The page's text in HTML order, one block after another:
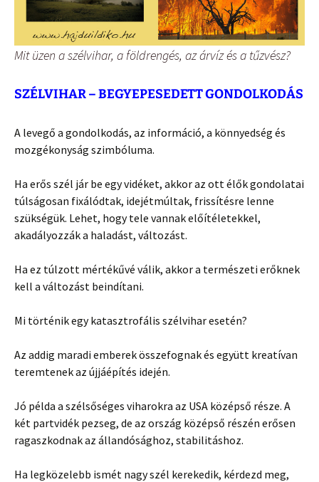
Mit üzen a szélvihar, a földrengés, az árvíz és a tűzvész?
SZÉLVIHAR – BEGYEPESEDETT GONDOLKODÁS
A levegő a gondolkodás, az információ, a könnyedség és
mozgékonyság szimbóluma.
Ha erős szél jár be egy vidéket, akkor az ott élők gondolatai
túlságosan fixálódtak, idejétmúltak, frissítésre lenne
szükségük. Lehet, hogy tele vannak előítéletekkel,
akadályozzák a haladást, változást.
Ha ez túlzott mértékűvé válik, akkor a természeti erőknek
kell a változást beindítani.
Mi történik egy katasztrofális szélvihar esetén?
Az addig maradi emberek összefognak és együtt kreatívan
teremtenek az újjáépítés idején.
Jó példa a szélsőséges viharokra az USA középső része. A
két partvidék pezseg, de az ország középső részén erősen
ragaszkodnak az állandósághoz, stabilitáshoz.
Ha legközelebb ismét nagy szél kerekedik, kérdezd meg,